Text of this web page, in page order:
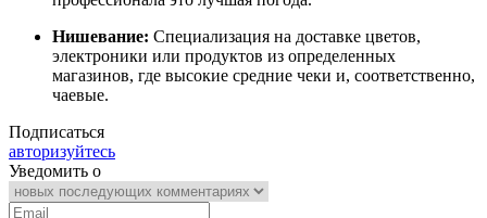
Нишевание: Специализация на доставке цветов,
электроники или продуктов из определенных
магазинов, где высокие средние чеки и, соответственно,
чаевые.
Подписаться
авторизуйтесь
Уведомить о